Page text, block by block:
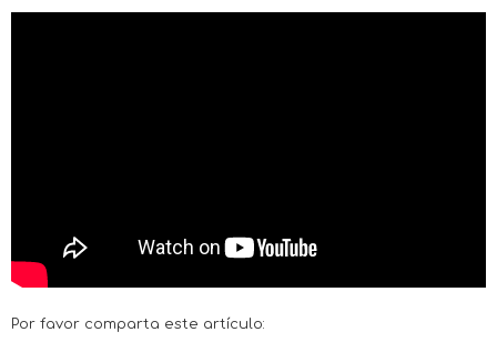
Por favor comparta este artículo: